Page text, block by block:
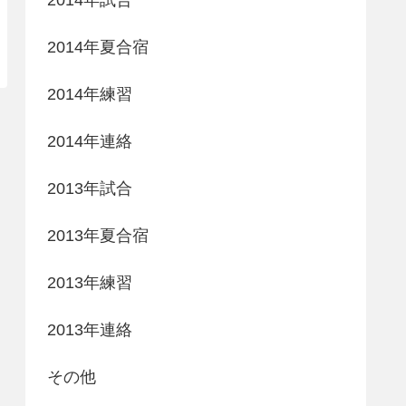
2014年夏合宿
2014年練習
2014年連絡
2013年試合
2013年夏合宿
2013年練習
2013年連絡
その他